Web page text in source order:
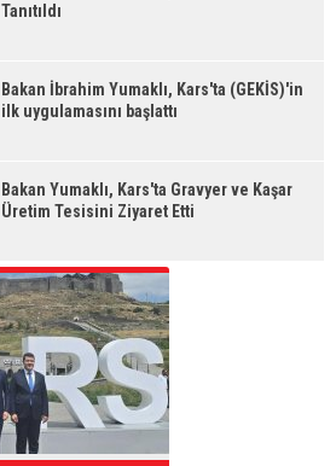
Tanıtıldı
Bakan İbrahim Yumaklı, Kars'ta (GEKİS)'in
ilk uygulamasını başlattı
Bakan Yumaklı, Kars'ta Gravyer ve Kaşar
Üretim Tesisini Ziyaret Etti